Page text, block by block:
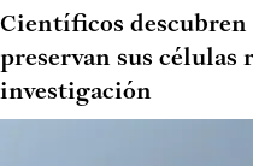
Científicos descubren
preservan sus células
investigación